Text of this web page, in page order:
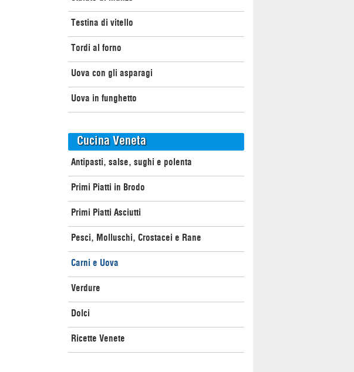
Testina di vitello
Tordi al forno
Uova con gli asparagi
Uova in funghetto
Cucina Veneta
Antipasti, salse, sughi e polenta
Primi Piatti in Brodo
Primi Piatti Asciutti
Pesci, Molluschi, Crostacei e Rane
Carni e Uova
Verdure
Dolci
Ricette Venete